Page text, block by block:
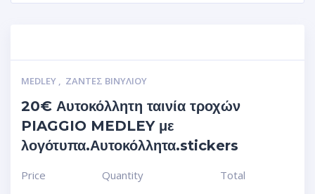
MEDLEY , ΖΆΝΤΕΣ ΒΙΝΥΛΊΟΥ
20€ Αυτοκόλλητη ταινία τροχών
PIAGGIO MEDLEY με
λογότυπα.Αυτοκόλλητα.stickers
Price
Quantity
Total